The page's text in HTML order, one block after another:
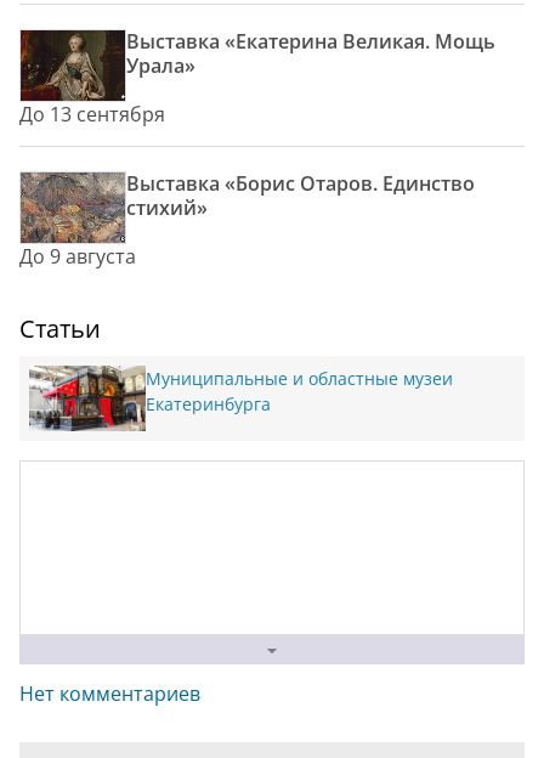
Выставка «Екатерина Великая. Мощь
Урала»
До 13 сентября
Выставка «Борис Отаров. Единство
стихий»
До 9 августа
Статьи
Муниципальные и областные музеи
Екатеринбурга
Нет комментариев